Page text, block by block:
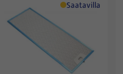
Saatavilla